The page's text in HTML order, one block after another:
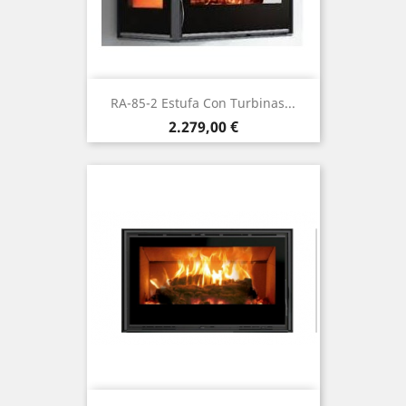
RA-85-2 Estufa Con Turbinas...
Precio
2.279,00 €